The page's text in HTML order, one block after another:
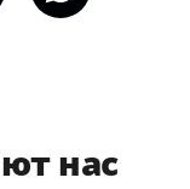
нас